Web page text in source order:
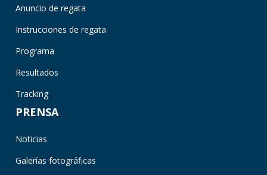
Anuncio de regata
Instrucciones de regata
Programa
Resultados
Tracking
PRENSA
Noticias
Galerías fotográficas